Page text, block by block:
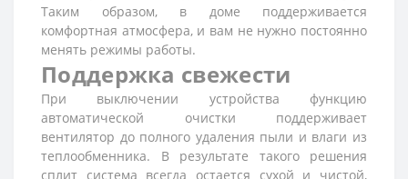
Таким образом, в доме поддерживается
комфортная атмосфера, и вам не нужно постоянно
менять режимы работы.
Поддержка свежести
При выключении устройства функцию
автоматической очистки поддерживает
вентилятор до полного удаления пыли и влаги из
теплообменника. В результате такого решения
сплит система всегда остается сухой и чистой,